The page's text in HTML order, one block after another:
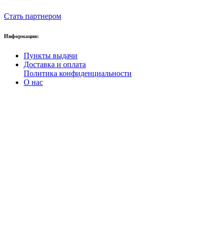
Стать партнером
Информация:
Пункты выдачи
Доставка и оплата
Политика конфиденциальности
О нас